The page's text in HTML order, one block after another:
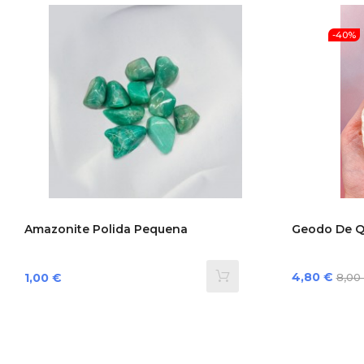
Amazonite Polida Pequena
Preço
1,00 €
-40%
Geodo De
Preço
4,80 € 8,00